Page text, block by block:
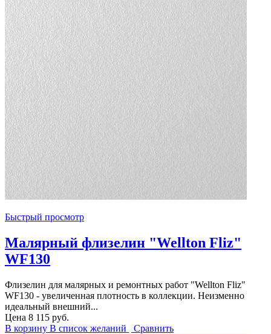
Быстрый просмотр
Малярный флизелин "Wellton Fliz"
WF130
Флизелин для малярных и ремонтных работ "Wellton Fliz"
WF130 - увеличенная плотность в коллекции. Неизменно
идеальный внешний...
Цена 8 115 руб.
В корзину В список желаний Сравнить